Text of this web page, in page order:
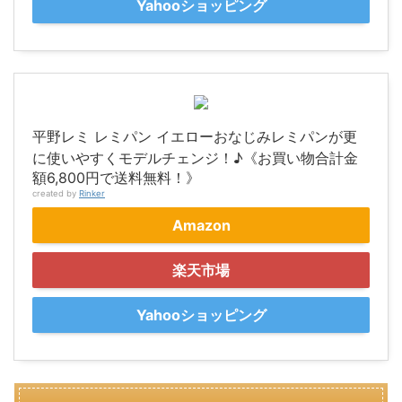
Yahooショッピング
平野レミ レミパン イエローおなじみレミパンが更
に使いやすくモデルチェンジ！♪《お買い物合計金
額6,800円で送料無料！》
created by Rinker
Amazon
楽天市場
Yahooショッピング